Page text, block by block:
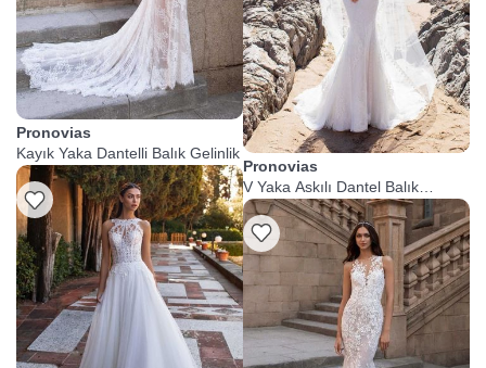
Pronovias
Kayık Yaka Dantelli Balık Gelinlik
Pronovias
V Yaka Askılı Dantel Balık
Gelinlik